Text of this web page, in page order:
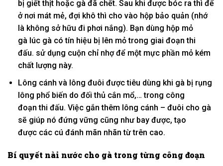
bị giết thịthoặc gà đã chết. Sau khi được bóc ra thì để
ở nơi mát mẻ, đợi khô thì cho vào hộp bảo quản (nhớ
là không sở hữu đi phơi nắng). Bạn dùng hộp mỏ
gà lúcgà có tín hiệu bị lên mỏ trong giai đoạn thi
đấu. sử dụng cuộn chỉ nhợ để một mựcphần mỏ kém
chất lượng này.
Lông cánh và lông đuôi đượctiêu dùng khi gà bị rụng
lông phổ biến do đối thủ cắn mổ,… trong công
đoạn thi đấu. Việc gắn thêm lông cánh – đuôi cho gà
sẽ giúp nó đứng vững cũng như bay được, tạo
được cáccú đánh mãn nhãntừtrên cao.
Bí quyết nài nước cho gà trong từng công đoạn